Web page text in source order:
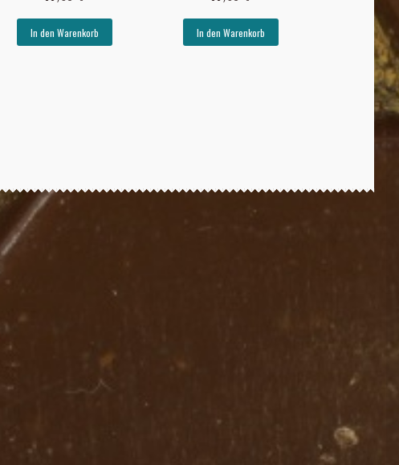
In den Warenkorb In den Warenkorb